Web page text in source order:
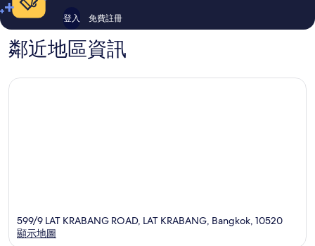
登入 免費註冊
鄰近地區資訊
599/9 LAT KRABANG ROAD, LAT KRABANG, Bangkok, 10520
顯示地圖